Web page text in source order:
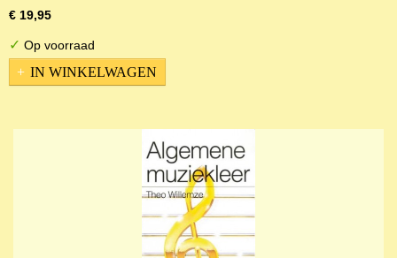
€ 19,95
✓ Op voorraad
IN WINKELWAGEN